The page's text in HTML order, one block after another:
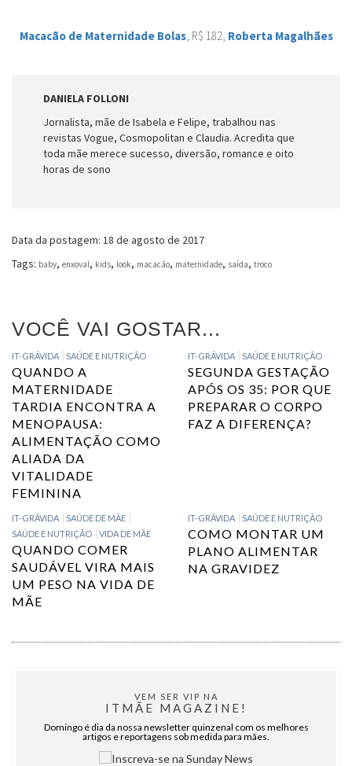
Macacão de Maternidade Bolas, R$ 182, Roberta Magalhães
DANIELA FOLLONI
Jornalista, mãe de Isabela e Felipe, trabalhou nas
revistas Vogue, Cosmopolitan e Claudia. Acredita que
toda mãe merece sucesso, diversão, romance e oito
horas de sono
Data da postagem: 18 de agosto de 2017
Tags: baby, enxoval, kids, look, macacão, maternidade, saída, troco
VOCÊ VAI GOSTAR...
IT-GRÁVIDA SAÚDE E NUTRIÇÃO
QUANDO A
MATERNIDADE
TARDIA ENCONTRA A
MENOPAUSA:
ALIMENTAÇÃO COMO
ALIADA DA
VITALIDADE
FEMININA
IT-GRÁVIDA SAÚDE E NUTRIÇÃO
SEGUNDA GESTAÇÃO
APÓS OS 35: POR QUE
PREPARAR O CORPO
FAZ A DIFERENÇA?
IT-GRÁVIDA
SAÚDE DE MÃE
SAÚDE E NUTRIÇÃO
VIDA DE MÃE
QUANDO COMER
SAUDÁVEL VIRA MAIS
UM PESO NA VIDA DE
MÃE
IT-GRÁVIDA SAÚDE E NUTRIÇÃO
COMO MONTAR UM
PLANO ALIMENTAR
NA GRAVIDEZ
VEM SER VIP NA
ITMÃE MAGAZINE!
Domingo é dia da nossa newsletter quinzenal com os melhores
artigos e reportagens sob medida para mães.